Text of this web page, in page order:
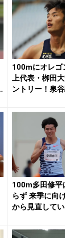
100mにオレゴ
上代表・栁田
ントリー！泉谷
100m多田修平
らず 来季に向
から見直して